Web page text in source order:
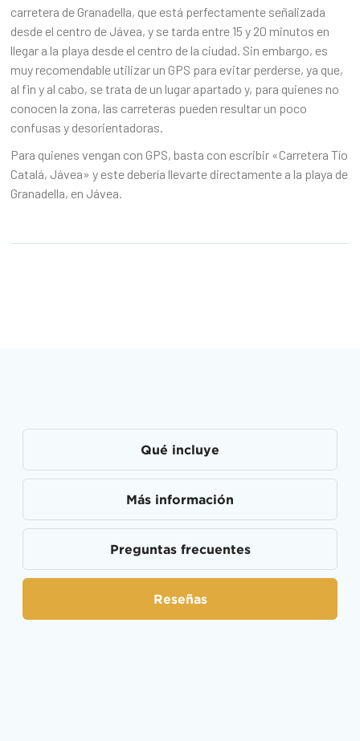
carretera de Granadella, que está perfectamente señalizada
desde el centro de Jávea, y se tarda entre 15 y 20 minutos en
llegar a la playa desde el centro de la ciudad. Sin embargo, es
muy recomendable utilizar un GPS para evitar perderse, ya que,
al fin y al cabo, se trata de un lugar apartado y, para quienes no
conocen la zona, las carreteras pueden resultar un poco
confusas y desorientadoras.
Para quienes vengan con GPS, basta con escribir «Carretera Tío
Catalá, Jávea» y este debería llevarte directamente a la playa de
Granadella, en Jávea.
Qué incluye
Más información
Preguntas frecuentes
Reseñas